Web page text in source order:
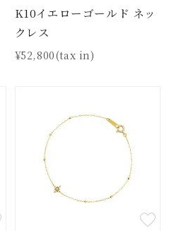
K10イエローゴールド ネッ
クレス
¥52,800(tax in)